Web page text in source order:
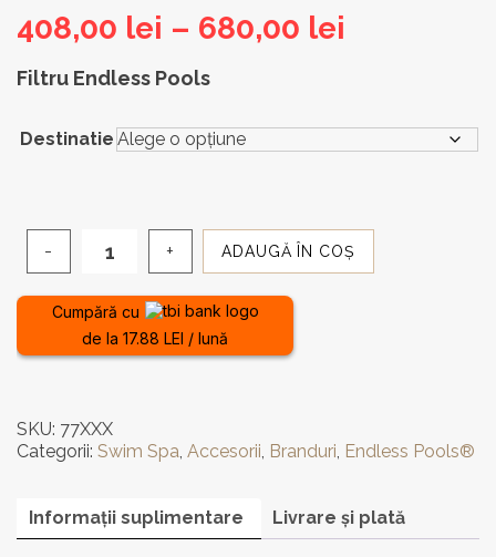
408,00 lei – 680,00 lei
408,00 lei
la
680,00 lei
Filtru Endless Pools
Destinatie
pentru
Spa
ADAUGĂ ÎN COȘ
Cumpără cu
de la 17.88 LEI / lună
SKU: 77XXX
Categorii: Swim Spa, Accesorii, Branduri, Endless Pools®
Informații suplimentare Livrare și plată